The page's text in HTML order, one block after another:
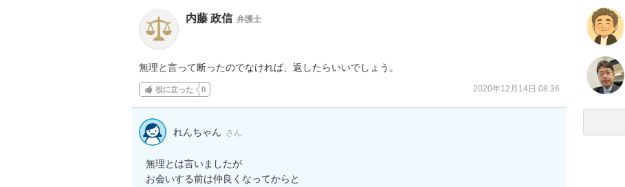
内藤 政信 弁護士
無理と言って断ったのでなければ、返したらいいでしょう。
役に立った 0 2020年12月14日 08:36
れんちゃん さん
無理とは言いましたが
お会いする前は仲良くなってからと